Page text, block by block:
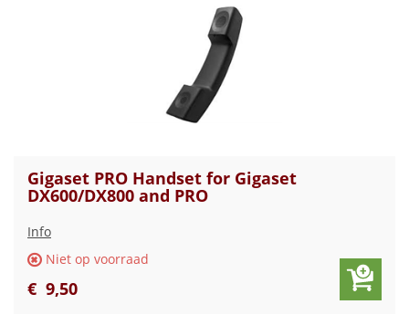
Gigaset PRO Handset for Gigaset
DX600/DX800 and PRO
Info
Niet op voorraad
€ 9,50